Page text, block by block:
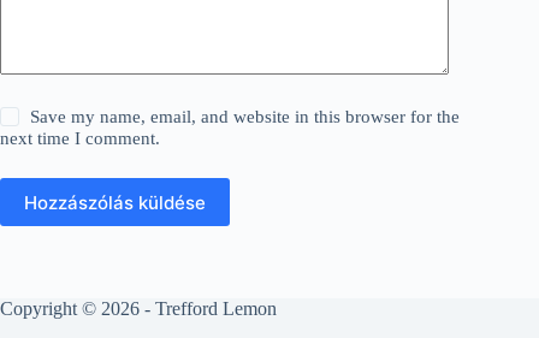
Save my name, email, and website in this browser for the
next time I comment.
Hozzászólás küldése
Copyright © 2026 - Trefford Lemon